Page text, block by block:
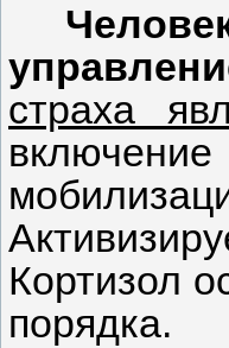
страха
Кортизол
порядка.